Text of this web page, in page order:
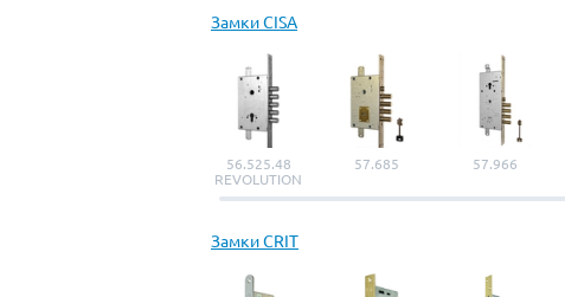
Замки CISA
56.525.48
REVOLUTION
57.685 57.966
Замки CRIT